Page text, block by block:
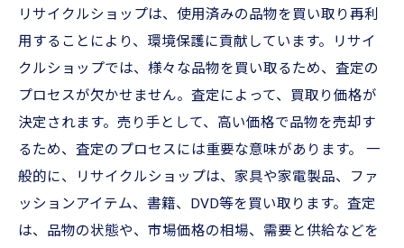
リサイクルショップは、使用済みの品物を買い取り再利
用することにより、環境保護に貢献しています。リサイ
クルショップでは、様々な品物を買い取るため、査定の
プロセスが欠かせません。査定によって、買取り価格が
決定されます。売り手として、高い価格で品物を売却す
るため、査定のプロセスには重要な意味があります。 一
般的に、リサイクルショップは、家具や家電製品、ファ
ッションアイテム、書籍、DVD等を買い取ります。査定
は、品物の状態や、市場価格の相場、需要と供給などを